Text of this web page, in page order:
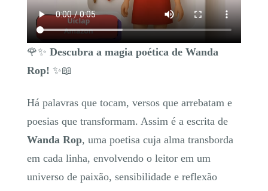
🌹✨ Descubra a magia poética de Wanda
Rop! ✨📖
Há palavras que tocam, versos que arrebatam e
poesias que transformam. Assim é a escrita de
Wanda Rop, uma poetisa cuja alma transborda
em cada linha, envolvendo o leitor em um
universo de paixão, sensibilidade e reflexão